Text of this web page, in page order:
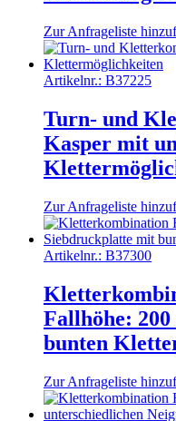
Zur Anfrageliste
Artikelnr.: B37225
Turn- und
Kasper mit
Zur Anfrageliste
Artikelnr.: B37300
Fallhöhe:
bunten
Zur Anfrageliste